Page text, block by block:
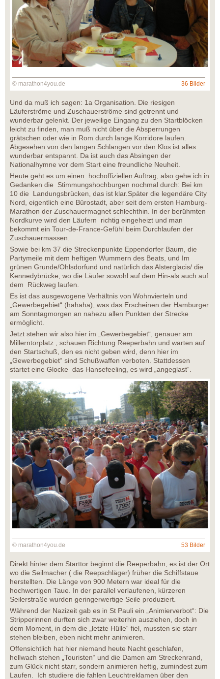
© marathon4you.de 36 Bilder
Und da muß ich sagen: 1a Organisation. Die riesigen
Läuferströme und Zuschauerströme sind getrennt und
wunderbar gelenkt. Der jeweilige Eingang zu den Startblöcken
leicht zu finden, man muß nicht über die Absperrungen
grätschen oder wie in Rom durch lange Korridore laufen.
Abgesehen von den langen Schlangen vor den Klos ist alles
wunderbar entspannt. Da ist auch das Absingen der
Nationalhymne vor dem Start eine freundliche Neuheit.
Heute geht es um einen hochoffiziellen Auftrag, also gehe ich in
Gedanken die Stimmungshochburgen nochmal durch: Bei km
10 die Landungsbrücken, das ist klar.Später die legendäre City
Nord, eigentlich eine Bürostadt, aber seit dem ersten Hamburg-
Marathon der Zuschauermagnet schlechthin. In der berühmten
Nordkurve wird den Läufern richtig eingeheizt und man
bekommt ein Tour-de-France-Gefühl beim Durchlaufen der
Zuschauermassen.
Sowie bei km 37 die Streckenpunkte Eppendorfer Baum, die
Partymeile mit dem heftigen Wummern des Beats, und Im
grünen Grunde/Ohlsdorfund und natürlich das Alsterglacis/ die
Kennedybrücke, wo die Läufer sowohl auf dem Hin-als auch auf
dem Rückweg laufen.
Es ist das ausgewogene Verhältnis von Wohnvierteln und
„Gewerbegebiet“ (hahaha), was das Erscheinen der Hamburger
am Sonntagmorgen an nahezu allen Punkten der Strecke
ermöglicht.
Jetzt stehen wir also hier im „Gewerbegebiet“, genauer am
Millerntorplatz , schauen Richtung Reeperbahn und warten auf
den Startschuß, den es nicht geben wird, denn hier im
„Gewerbegebiet“ sind Schußwaffen verboten. Stattdessen
startet eine Glocke das Hansefeeling, es wird „angeglast“.
© marathon4you.de 53 Bilder
Direkt hinter dem Starttor beginnt die Reeperbahn, es ist der Ort
wo die Seilmacher ( die Reepschläger) früher die Schiffstaue
herstellten. Die Länge von 900 Metern war ideal für die
hochwertigen Taue. In der parallel verlaufenen, kürzeren
Seilerstraße wurden geringerwertige Seile produziert.
Während der Nazizeit gab es in St Pauli ein „Animierverbot“: Die
Stripperinnen durften sich zwar weiterhin ausziehen, doch in
dem Moment, in dem die „letzte Hülle“ fiel, mussten sie starr
stehen bleiben, eben nicht mehr animieren.
Offensichtlich hat hier niemand heute Nacht geschlafen,
hellwach stehen „Touristen“ und die Damen am Streckenrand,
zum Glück nicht starr, sondern animieren heftig, zumindest zum
Laufen. Ich studiere die fahlen Leuchtreklamen über den